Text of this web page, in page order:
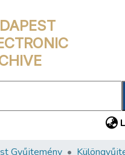
Gyűjtemény